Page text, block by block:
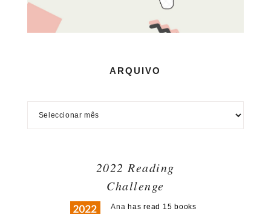
ARQUIVO
2022 Reading
Challenge
Ana has read 15 books